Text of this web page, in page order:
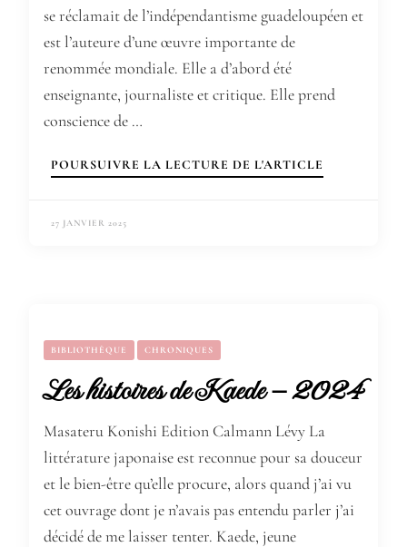
se réclamait de l’indépendantisme guadeloupéen et
est l’auteure d’une œuvre importante de
renommée mondiale. Elle a d’abord été
enseignante, journaliste et critique. Elle prend
conscience de …
POURSUIVRE LA LECTURE DE L'ARTICLE
27 JANVIER 2025
BIBLIOTHÈQUE CHRONIQUES
Les histoires de Kaede – 2024
Masateru Konishi Edition Calmann Lévy La
littérature japonaise est reconnue pour sa douceur
et le bien-être qu’elle procure, alors quand j’ai vu
cet ouvrage dont je n’avais pas entendu parler j’ai
décidé de me laisser tenter. Kaede, jeune